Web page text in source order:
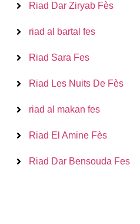
Riad Dar Ziryab Fès
riad al bartal fes
Riad Sara Fes
Riad Les Nuits De Fès
riad al makan fes
Riad El Amine Fès
Riad Dar Bensouda Fes